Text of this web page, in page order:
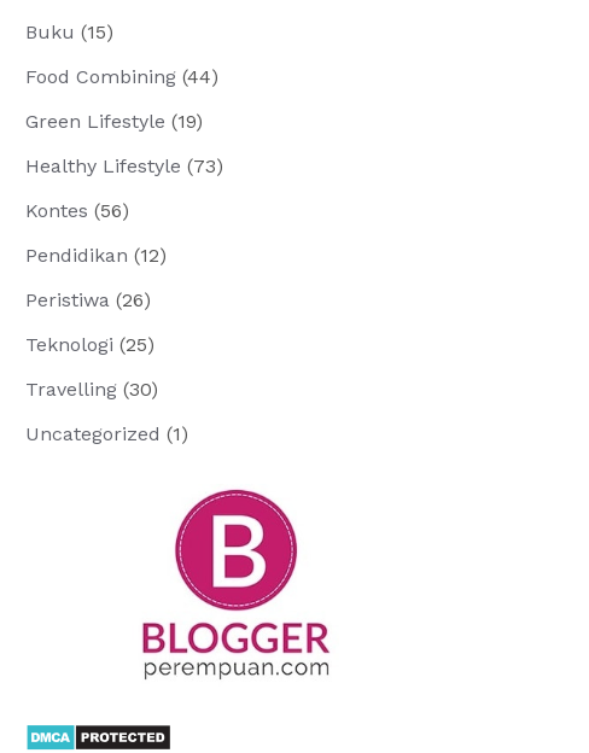
Buku (15)
Food Combining (44)
Green Lifestyle (19)
Healthy Lifestyle (73)
Kontes (56)
Pendidikan (12)
Peristiwa (26)
Teknologi (25)
Travelling (30)
Uncategorized (1)